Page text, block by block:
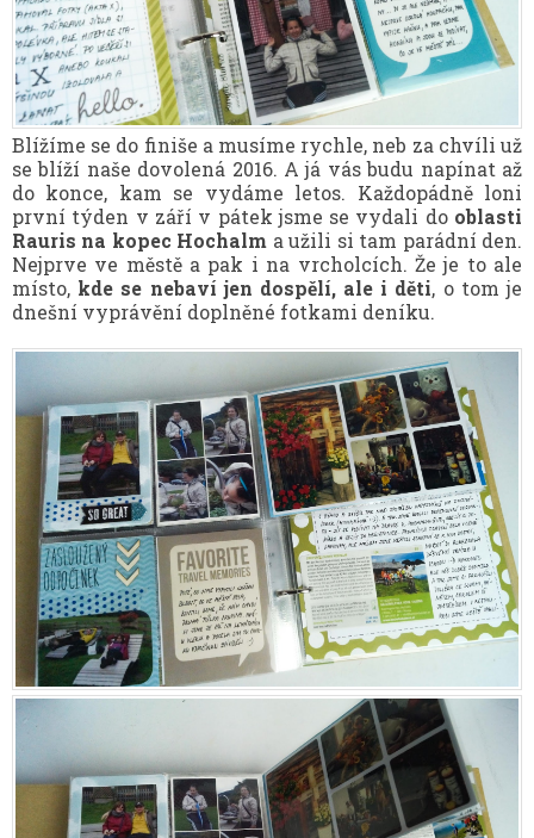
Blížíme se do finiše a musíme rychle, neb za chvíli už
se blíží naše dovolená 2016. A já vás budu napínat až
do konce, kam se vydáme letos. Každopádně loni
první týden v září v pátek jsme se vydali do oblasti
Rauris na kopec Hochalm a užili si tam parádní den.
Nejprve ve městě a pak i na vrcholcích. Že je to ale
místo, kde se nebaví jen dospělí, ale i děti, o tom je
dnešní vyprávění doplněné fotkami deníku.